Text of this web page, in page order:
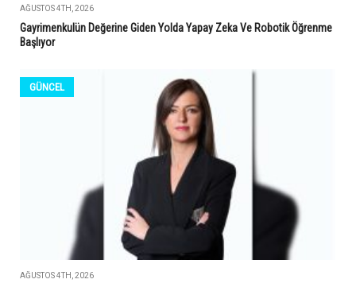
AĞUSTOS 4TH, 2026
Gayrimenkulün Değerine Giden Yolda Yapay Zeka Ve Robotik Öğrenme
Başlıyor
GÜNCEL
AĞUSTOS 4TH, 2026